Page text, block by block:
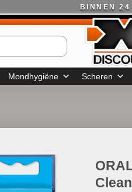
BINNEN 24
Mondhygiëne Scheren